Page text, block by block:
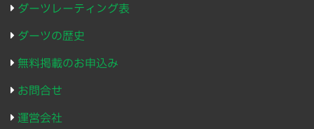
ダーツレーティング表
ダーツの歴史
無料掲載のお申込み
お問合せ
運営会社